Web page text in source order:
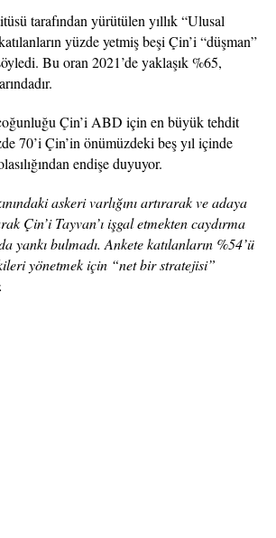
tarafından yürütülen yıllık “Ulusal
yüzde yetmiş beşi Çin’i “düşman”
Bu oran 2021’de yaklaşık %65,
Çin’i ABD için en büyük tehdit
70’i Çin’in önümüzdeki beş yıl içinde
endişe duyuyor.
askeri varlığını artırarak ve adaya
Çin’i Tayvan’ı işgal etmekten caydırma
yankı bulmadı. Ankete katılanların %54’ü
yönetmek için “net bir stratejisi”